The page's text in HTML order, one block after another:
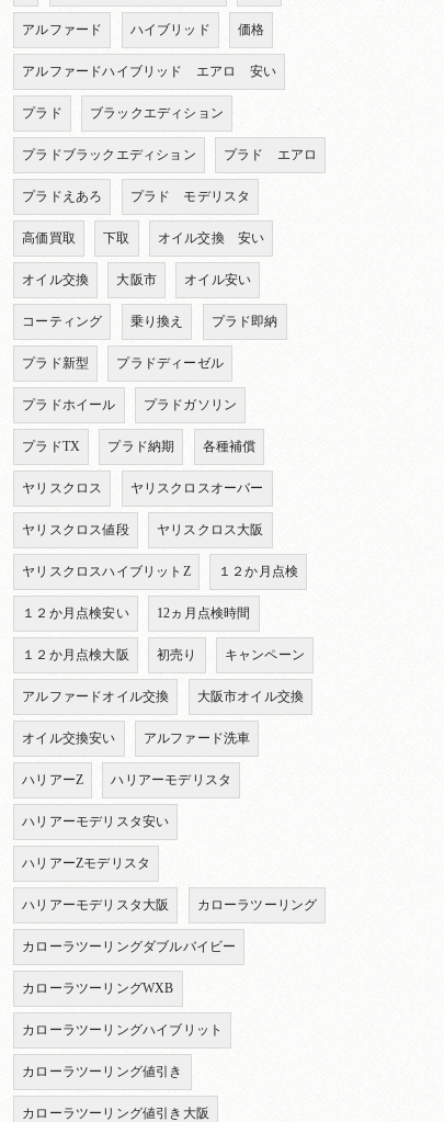
アルファード ハイブリッド 価格
アルファードハイブリッド エアロ 安い
プラド ブラックエディション
プラドブラックエディション プラド エアロ
プラドえあろ プラド モデリスタ
高価買取 下取 オイル交換 安い
オイル交換 大阪市 オイル安い
コーティング 乗り換え プラド即納
プラド新型 プラドディーゼル
プラドホイール プラドガソリン
プラドTX プラド納期 各種補償
ヤリスクロス ヤリスクロスオーバー
ヤリスクロス値段 ヤリスクロス大阪
ヤリスクロスハイブリットZ １２か月点検
１２か月点検安い 12ヵ月点検時間
１２か月点検大阪 初売り キャンペーン
アルファードオイル交換 大阪市オイル交換
オイル交換安い アルファード洗車
ハリアーZ ハリアーモデリスタ
ハリアーモデリスタ安い
ハリアーZモデリスタ
ハリアーモデリスタ大阪 カローラツーリング
カローラツーリングダブルバイビー
カローラツーリングWXB
カローラツーリングハイブリット
カローラツーリング値引き
カローラツーリング値引き大阪